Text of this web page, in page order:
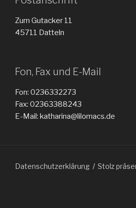
Zum Gutacker 11
45711 Datteln
Fon, Fax und E-Mail
Fon: 0236332273
Fax: 02363388243
E-Mail: katharina@lilomacs.de
Datenschutzerklärung Stolz